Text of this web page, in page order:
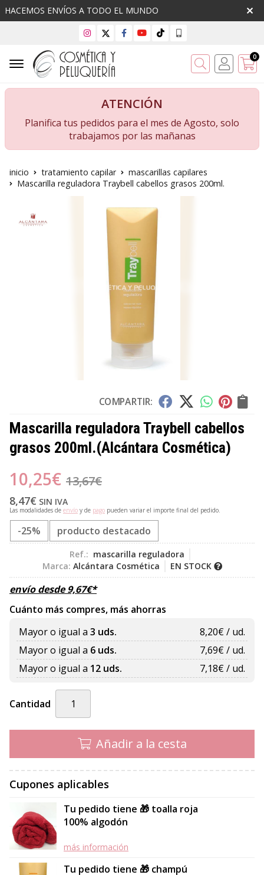
HACEMOS ENVÍOS A TODO EL MUNDO
Buscar 0
ATENCIÓN
Planifica tus pedidos para el mes de Agosto, solo
trabajamos por las mañanas
inicio tratamiento capilar
mascarillas capilares
Mascarilla reguladora Traybell cabellos grasos 200ml.
COMPARTIR:
Mascarilla reguladora Traybell cabellos
grasos 200ml.(Alcántara Cosmética)
10,25€ 13,67€
8,47€ SIN IVA
Las modalidades de envío y de pago pueden variar el importe final del pedido.
-25% producto destacado
Ref.: mascarilla reguladora
Marca: Alcántara Cosmética EN STOCK
envío desde9,67€*
Cuánto más compres, más ahorras
Mayor o igual a 3 uds. 8,20€ / ud.
Mayor o igual a 6 uds. 7,69€ / ud.
Mayor o igual a 12 uds. 7,18€ / ud.
Cantidad
Añadir a la cesta
Cupones aplicables
Tu pedido tiene 🎁 toalla roja
100% algodón
más información
Tu pedido tiene 🎁 champú